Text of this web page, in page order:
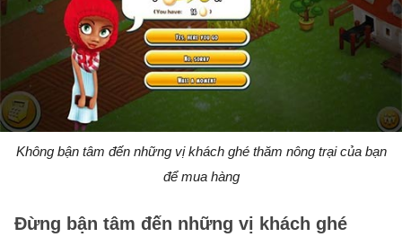
Không bận tâm đến những vị khách ghé thăm nông trại của bạn
để mua hàng
Đừng bận tâm đến những vị khách ghé